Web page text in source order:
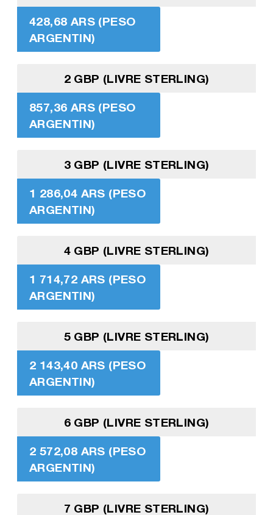
428,68 ARS (PESO
ARGENTIN)
2 GBP (LIVRE STERLING)
857,36 ARS (PESO
ARGENTIN)
3 GBP (LIVRE STERLING)
1 286,04 ARS (PESO
ARGENTIN)
4 GBP (LIVRE STERLING)
1 714,72 ARS (PESO
ARGENTIN)
5 GBP (LIVRE STERLING)
2 143,40 ARS (PESO
ARGENTIN)
6 GBP (LIVRE STERLING)
2 572,08 ARS (PESO
ARGENTIN)
7 GBP (LIVRE STERLING)